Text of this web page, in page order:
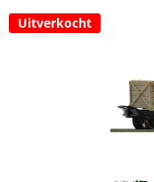
Uitverkocht